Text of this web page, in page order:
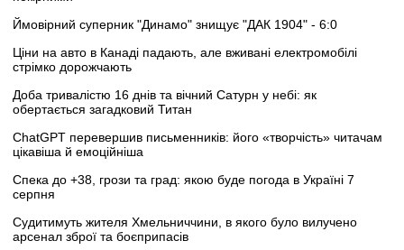
Ймовірний суперник "Динамо" знищує "ДАК 1904" - 6:0
Ціни на авто в Канаді падають, але вживані електромобілі
стрімко дорожчають
Доба тривалістю 16 днів та вічний Сатурн у небі: як
обертається загадковий Титан
ChatGPT перевершив письменників: його «творчість» читачам
цікавіша й емоційніша
Спека до +38, грози та град: якою буде погода в Україні 7
серпня
Судитимуть жителя Хмельниччини, в якого було вилучено
арсенал зброї та боєприпасів